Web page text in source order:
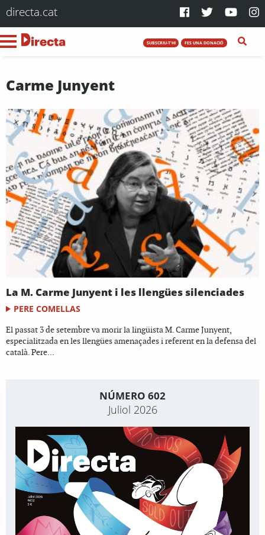
directa.cat
SUBSCRIU-T'HI FES UNA DONACIÓ
Carme Junyent
La M. Carme Junyent i les llengües silenciades
PERE COMELLAS
El passat 3 de setembre va morir la lingüista M. Carme Junyent,
especialitzada en les llengües amenaçades i referent en la defensa del
català. Pere...
NÚMERO 602
Juliol 2026